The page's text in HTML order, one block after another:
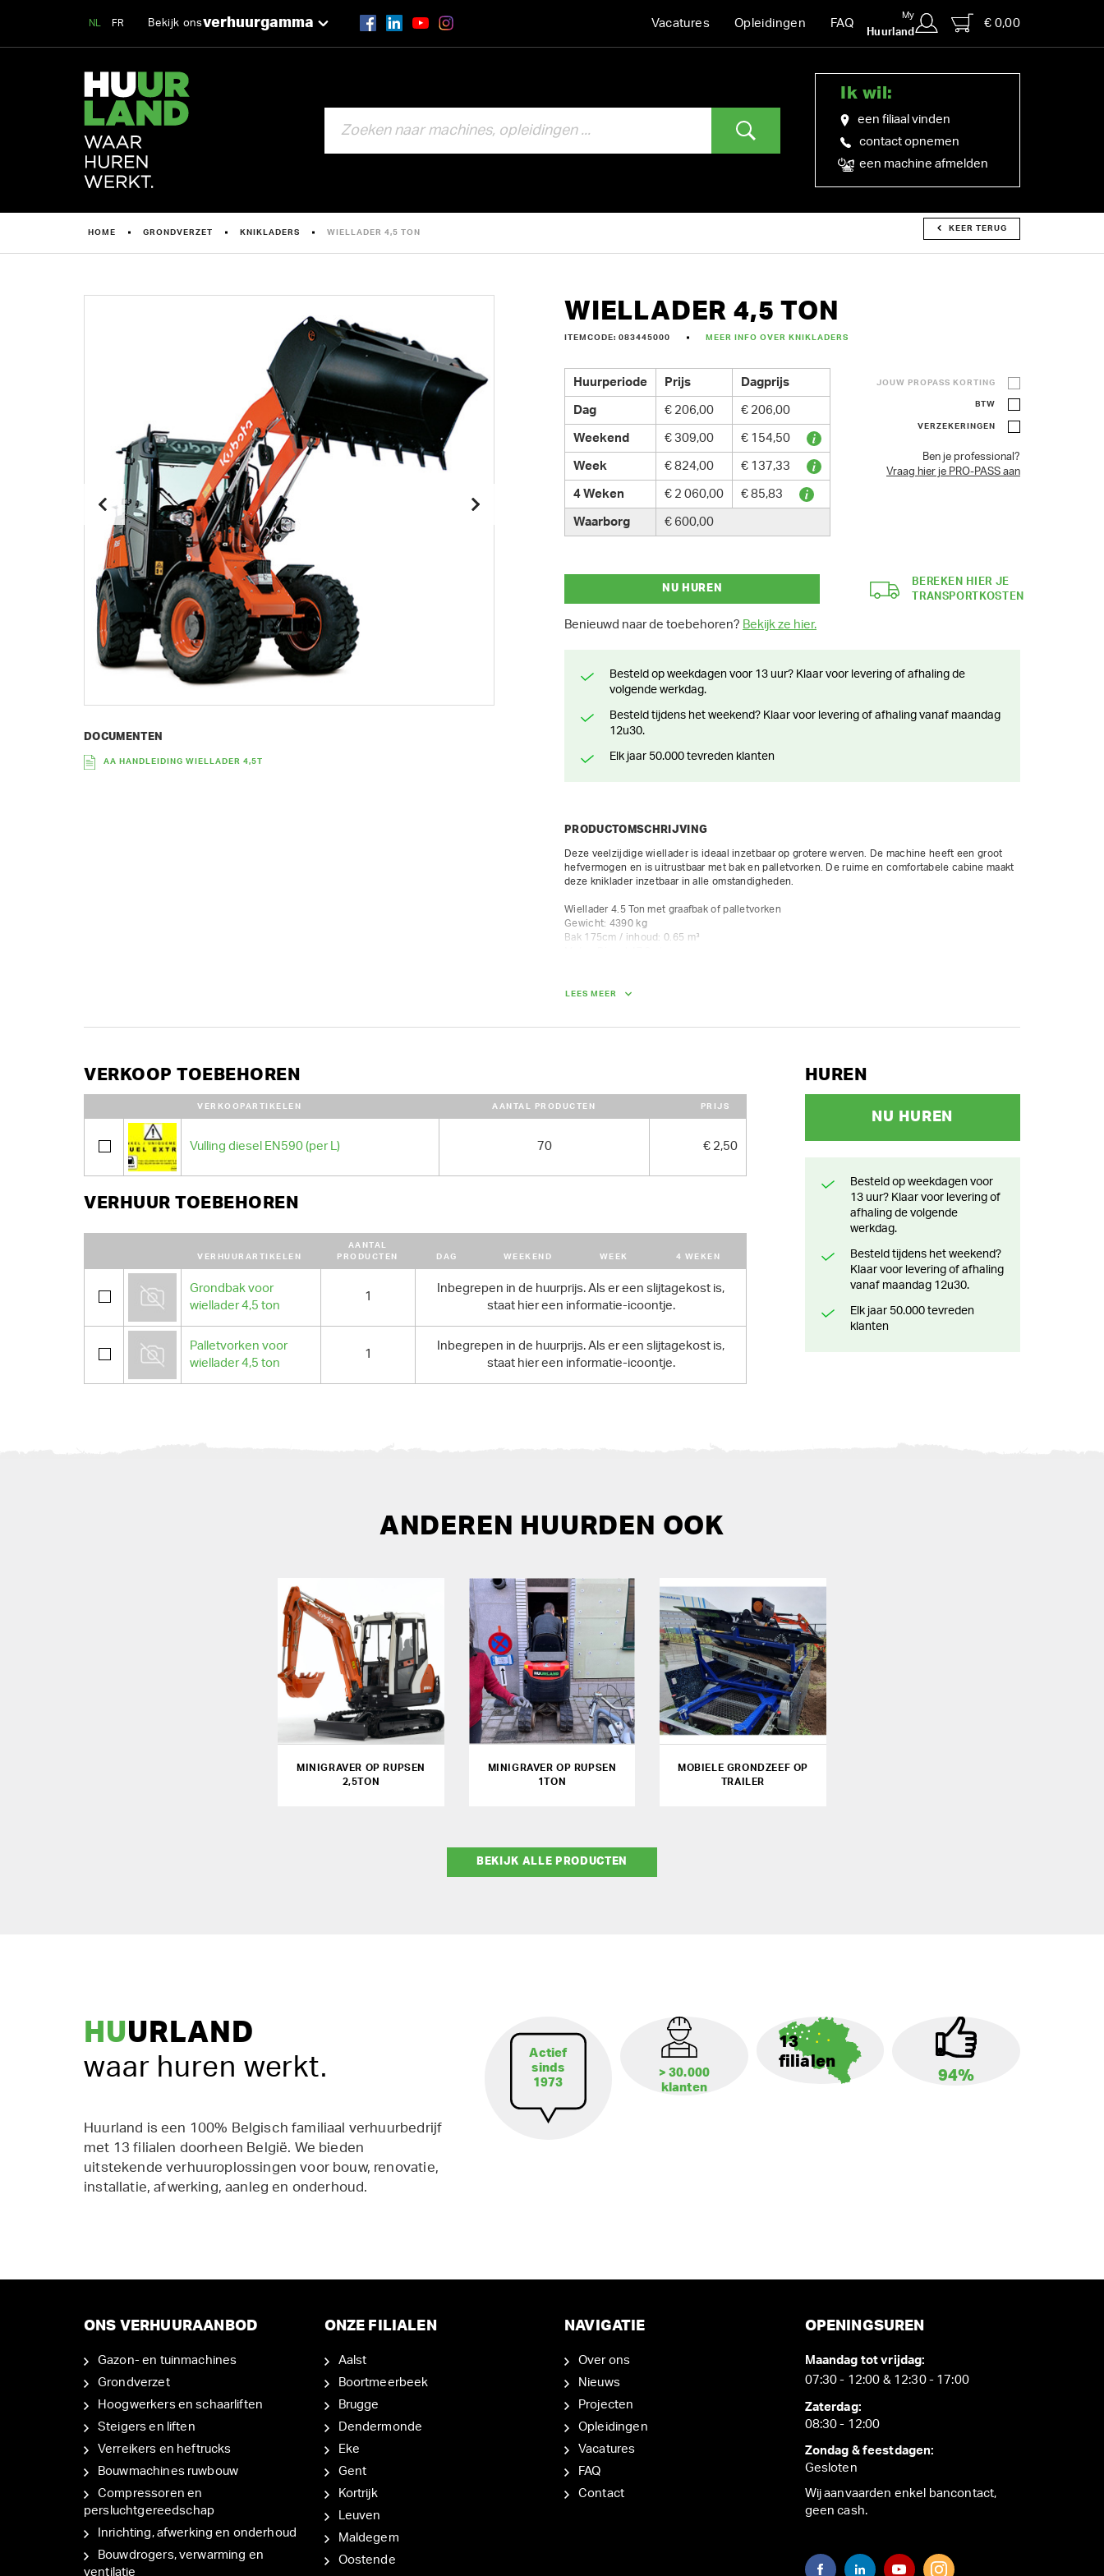
NL FR Bekijk onsverhuurgamma Vacatures Opleidingen FAQ
My
Huurland
€ 0,00
Ik wil:
een filiaal vinden
contact opnemen
een machine afmelden
HOME GRONDVERZET KNIKLADERS WIELLADER 4,5 TON KEER TERUG
WIELLADER 4,5 TON
ITEMCODE: 083445000 MEER INFO OVER KNIKLADERS
DOCUMENTEN
AA HANDLEIDING WIELLADER 4,5T
Huurperiode Prijs Dagprijs
Dag € 206,00 € 206,00
Weekend € 309,00 € 154,50
Week € 824,00 € 137,33
4 Weken € 2 060,00 € 85,83
Waarborg € 600,00
JOUW PROPASS KORTING
BTW
VERZEKERINGEN
Ben je professional?
Vraag hier je PRO-PASS aan
NU HUREN
Benieuwd naar de toebehoren? Bekijk ze hier.
BEREKEN HIER JE
TRANSPORTKOSTEN
Besteld op weekdagen voor 13 uur? Klaar voor levering of afhaling de
volgende werkdag.
Besteld tijdens het weekend? Klaar voor levering of afhaling vanaf maandag
12u30.
Elk jaar 50.000 tevreden klanten
PRODUCTOMSCHRIJVING
Deze veelzijdige wiellader is ideaal inzetbaar op grotere werven. De machine heeft een groot
hefvermogen en is uitrustbaar met bak en palletvorken. De ruime en comfortabele cabine maakt
deze kniklader inzetbaar in alle omstandigheden.
Wiellader 4.5 Ton met graafbak of palletvorken
Gewicht: 4390 kg
Bak 175cm / inhoud: 0.65 m³
Afstorthoogte max. 2.6 m
5195 cm x 175 cm x 2480 cm
LEES MEER
VERKOOP TOEBEHOREN
VERKOOPARTIKELEN AANTAL PRODUCTEN PRIJS
Vulling diesel EN590 (per L) 70 € 2,50
VERHUUR TOEBEHOREN
VERHUURARTIKELEN
AANTAL
PRODUCTEN
DAG WEEKEND WEEK 4 WEKEN
Grondbak voor
wiellader 4,5 ton
1
Inbegrepen in de huurprijs. Als er een slijtagekost is,
staat hier een informatie-icoontje.
Palletvorken voor
wiellader 4,5 ton
1
Inbegrepen in de huurprijs. Als er een slijtagekost is,
staat hier een informatie-icoontje.
HUREN
NU HUREN
Besteld op weekdagen voor
13 uur? Klaar voor levering of
afhaling de volgende
werkdag.
Besteld tijdens het weekend?
Klaar voor levering of afhaling
vanaf maandag 12u30.
Elk jaar 50.000 tevreden
klanten
ANDEREN HUURDEN OOK
MINIGRAVER OP RUPSEN
2,5TON
MINIGRAVER OP RUPSEN
1TON
MOBIELE GRONDZEEF OP
TRAILER
BEKIJK ALLE PRODUCTEN
HUURLAND
waar huren werkt.
Huurland is een 100% Belgisch familiaal verhuurbedrijf
met 13 filialen doorheen België. We bieden
uitstekende verhuuroplossingen voor bouw, renovatie,
installatie, afwerking, aanleg en onderhoud.
Actief
sinds
1973
> 30.000
klanten
13
filialen
94%
ONS VERHUURAANBOD
Gazon- en tuinmachines
Grondverzet
Hoogwerkers en schaarliften
Steigers en liften
Verreikers en heftrucks
Bouwmachines ruwbouw
Compressoren en
persluchtgereedschap
Inrichting, afwerking en onderhoud
Bouwdrogers, verwarming en
ventilatie
ONZE FILIALEN
Aalst
Boortmeerbeek
Brugge
Dendermonde
Eke
Gent
Kortrijk
Leuven
Maldegem
Oostende
NAVIGATIE
Over ons
Nieuws
Projecten
Opleidingen
Vacatures
FAQ
Contact
OPENINGSUREN
Maandag tot vrijdag:
07:30 - 12:00 & 12:30 - 17:00
Zaterdag:
08:30 - 12:00
Zondag & feestdagen:
Gesloten
Wij aanvaarden enkel bancontact,
geen cash.